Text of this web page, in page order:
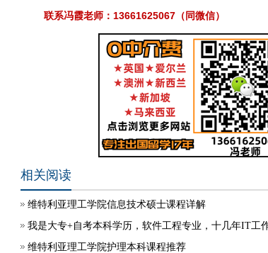
联系冯霞老师： 13661625067 （同微信）
相关阅读
维特利亚理工学院信息技术硕士课程详解
我是大专+自考本科学历，软件工程专业，十几年IT工
维特利亚理工学院护理本科课程推荐